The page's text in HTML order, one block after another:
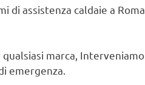
di assistenza caldaie a Roma
marca, Interveniamo
emergenza.